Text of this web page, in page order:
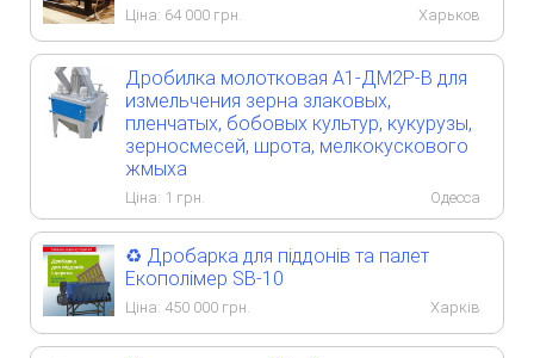
Ціна: 64 000 грн. Харьков
Дробилка молотковая А1-ДМ2Р-В для
измельчения зерна злаковых,
пленчатых, бобовых культур, кукурузы,
зерносмесей, шрота, мелкокускового
жмыха
Ціна: 1 грн. Одесса
♻️ Дробарка для піддонів та палет
Екополімер SB-10
Ціна: 450 000 грн. Харків